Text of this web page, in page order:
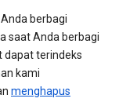
berbagi
saat Anda berbagi
dapat terindeks
kami
menghapus